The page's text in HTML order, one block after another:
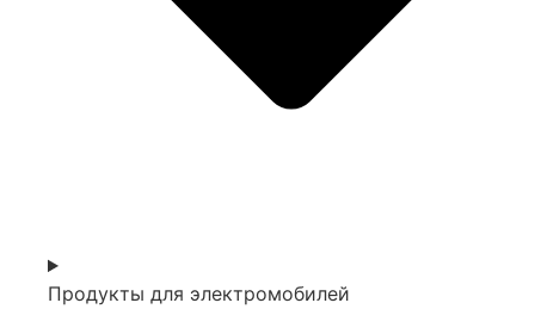
Продукты для электромобилей